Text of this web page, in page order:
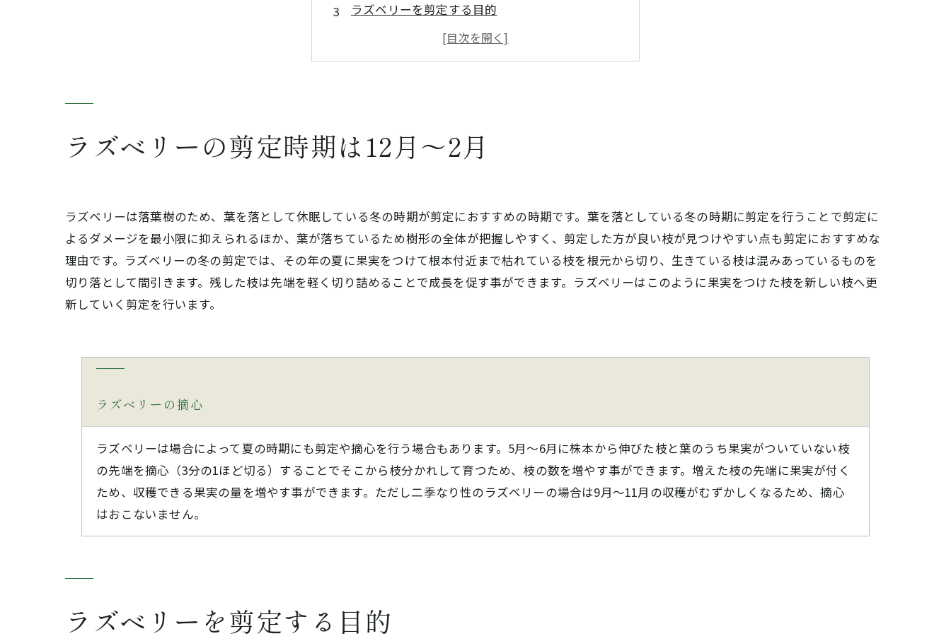
ラズベリーを剪定する目的
東灘区の剪定業者「佐野造園」
ラズベリーの剪定時期は12月～2月
ラズベリーは落葉樹のため、葉を落として休眠している冬の時期が剪定におすすめの時期です。葉を落としている冬の時期に剪定を行うことで剪定に
よるダメージを最小限に抑えられるほか、葉が落ちているため樹形の全体が把握しやすく、剪定した方が良い枝が見つけやすい点も剪定におすすめな
理由です。ラズベリーの冬の剪定では、その年の夏に果実をつけて根本付近まで枯れている枝を根元から切り、生きている枝は混みあっているものを
切り落として間引きます。残した枝は先端を軽く切り詰めることで成長を促す事ができます。ラズベリーはこのように果実をつけた枝を新しい枝へ更
新していく剪定を行います。
ラズベリーの摘心
ラズベリーは場合によって夏の時期にも剪定や摘心を行う場合もあります。5月～6月に株本から伸びた枝と葉のうち果実がついていない枝
の先端を摘心（3分の1ほど切る）することでそこから枝分かれして育つため、枝の数を増やす事ができます。増えた枝の先端に果実が付く
ため、収穫できる果実の量を増やす事ができます。ただし二季なり性のラズベリーの場合は9月～11月の収穫がむずかしくなるため、摘心
はおこないません。
ラズベリーを剪定する目的